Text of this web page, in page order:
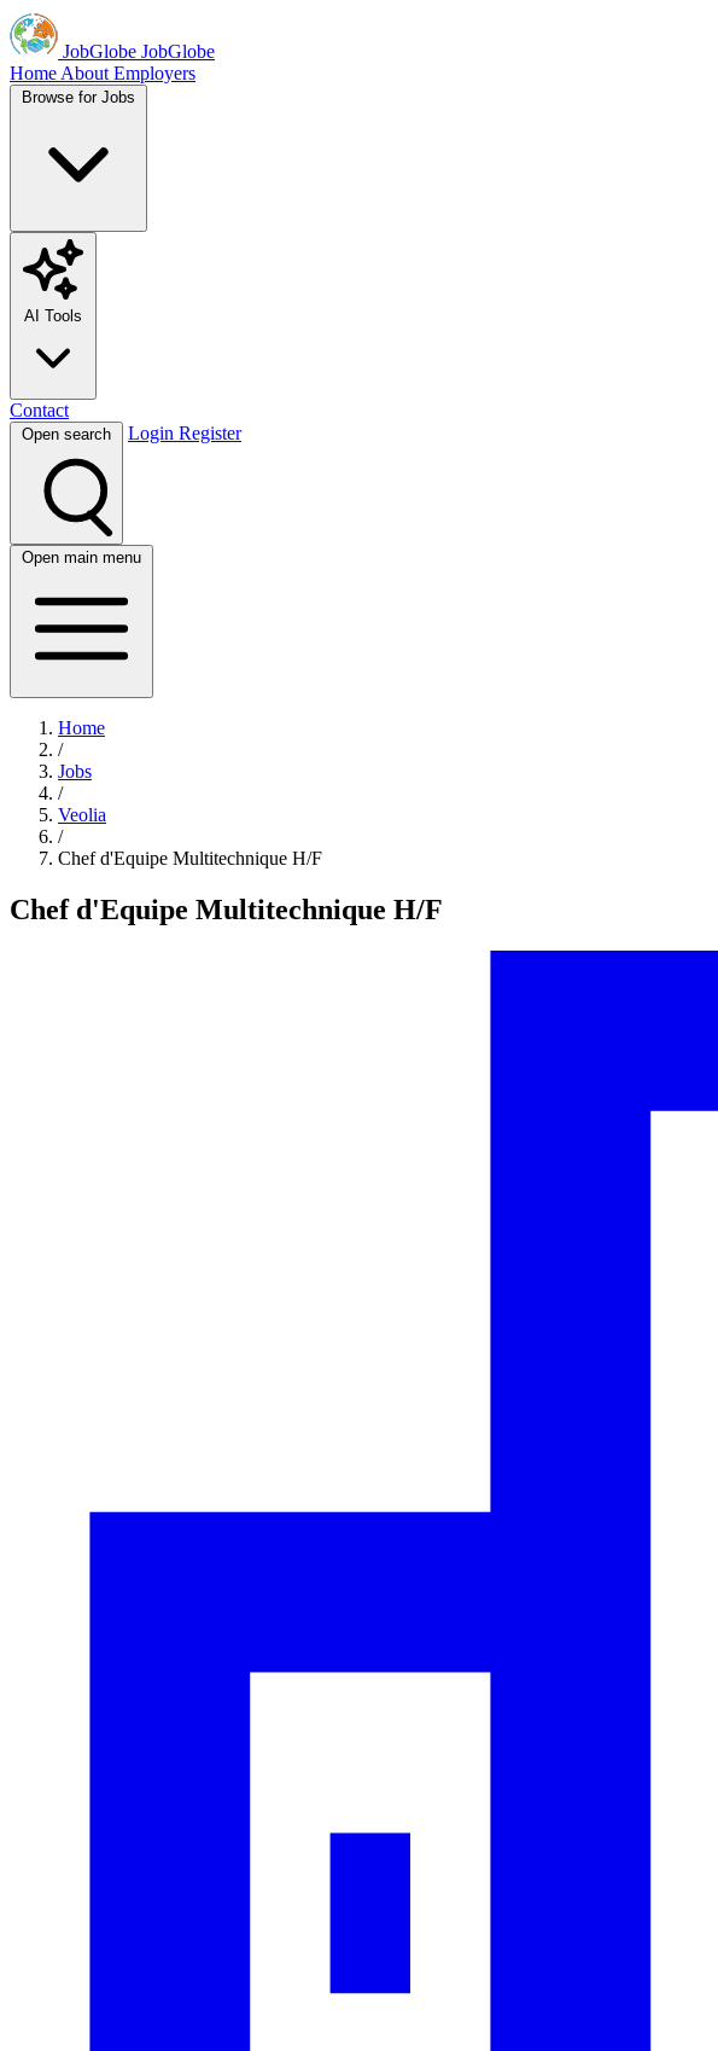
JobGlobe JobGlobe
Home About Employers
Browse for Jobs
AI Tools
Contact
Open search Login Register
Open main menu
Home
/
Jobs
/
Veolia
/
Chef d'Equipe Multitechnique H/F
Chef d'Equipe Multitechnique H/F